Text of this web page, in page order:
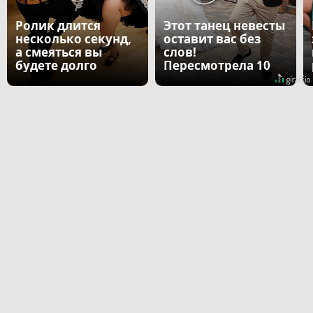
Ролик длится
несколько секунд,
а смеяться вы
будете долго
Этот танец невесты
оставит вас без
слов!
Пересмотрела 10